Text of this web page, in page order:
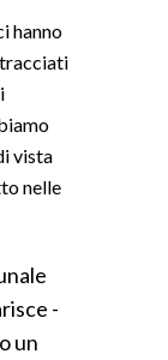
hanno
vista
nelle
-
un